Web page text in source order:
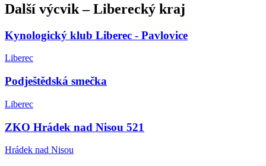
Další výcvik–Liberecký kraj
Kynologický klub Liberec - Pavlovice
Liberec
Podještědská smečka
Liberec
ZKO Hrádek nad Nisou 521
Hrádek nad Nisou